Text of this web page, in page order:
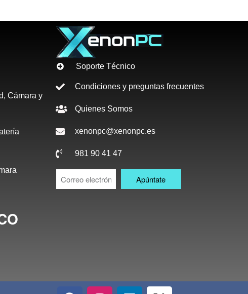
Cámara y
Soporte Técnico
Condiciones y preguntas frecuentes
Quienes Somos
xenonpc@xenonpc.es
981 90 41 47
Apúntate